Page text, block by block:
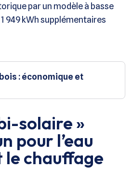
par un modèle à basse
949 kWh supplémentaires
: économique et
solaire »
pour l’eau
le chauffage